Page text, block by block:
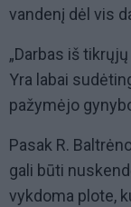
vandenį dėl vis
„Darbas iš
Yra labai
pažymėjo
Pasak R.
gali būti
vykdoma plote,